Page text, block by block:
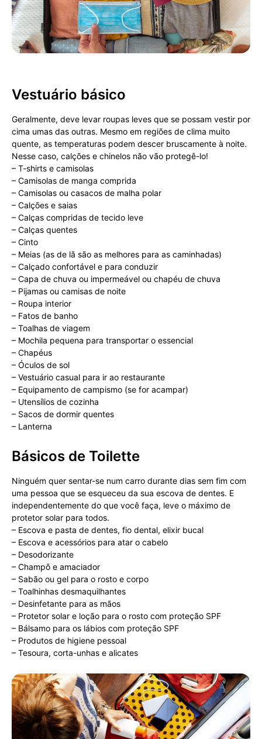
Vestuário básico
Geralmente, deve levar roupas leves que se possam vestir por
cima umas das outras. Mesmo em regiões de clima muito
quente, as temperaturas podem descer bruscamente à noite.
Nesse caso, calções e chinelos não vão protegê-lo!
– T-shirts e camisolas
– Camisolas de manga comprida
– Camisolas ou casacos de malha polar
– Calções e saias
– Calças compridas de tecido leve
– Calças quentes
– Cinto
– Meias (as de lã são as melhores para as caminhadas)
– Calçado confortável e para conduzir
– Capa de chuva ou impermeável ou chapéu de chuva
– Pijamas ou camisas de noite
– Roupa interior
– Fatos de banho
– Toalhas de viagem
– Mochila pequena para transportar o essencial
– Chapéus
– Óculos de sol
– Vestuário casual para ir ao restaurante
– Equipamento de campismo (se for acampar)
– Utensílios de cozinha
– Sacos de dormir quentes
– Lanterna
Básicos de Toilette
Ninguém quer sentar-se num carro durante dias sem fim com
uma pessoa que se esqueceu da sua escova de dentes. E
independentemente do que você faça, leve o máximo de
protetor solar para todos.
– Escova e pasta de dentes, fio dental, elixir bucal
– Escova e acessórios para atar o cabelo
– Desodorizante
– Champô e amaciador
– Sabão ou gel para o rosto e corpo
– Toalhinhas desmaquilhantes
– Desinfetante para as mãos
– Protetor solar e loção para o rosto com proteção SPF
– Bálsamo para os lábios com proteção SPF
– Produtos de higiene pessoal
– Tesoura, corta-unhas e alicates